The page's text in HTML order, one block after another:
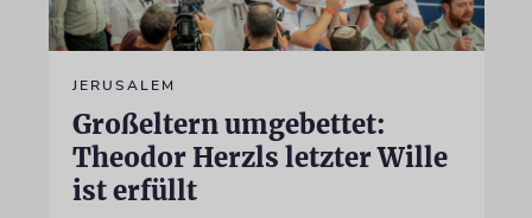
JERUSALEM
Großeltern umgebettet:
Theodor Herzls letzter Wille
ist erfüllt